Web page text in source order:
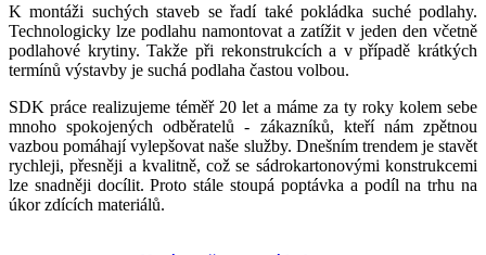
K montáži suchých staveb se řadí také pokládka suché podlahy.
Technologicky lze podlahu namontovat a zatížit v jeden den včetně
podlahové krytiny. Takže při rekonstrukcích a v případě krátkých
termínů výstavby je suchá podlaha častou volbou.
SDK práce realizujeme téměř 20 let a máme za ty roky kolem sebe
mnoho spokojených odběratelů - zákazníků, kteří nám zpětnou
vazbou pomáhají vylepšovat naše služby. Dnešním trendem je stavět
rychleji, přesněji a kvalitně, což se sádrokartonovými konstrukcemi
lze snadněji docílit. Proto stále stoupá poptávka a podíl na trhu na
úkor zdících materiálů.